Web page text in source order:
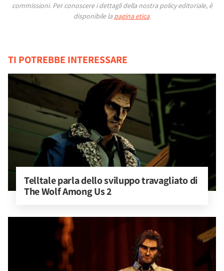
commissioni. Per conoscere i dettagli della nostra policy editoriale, è
disponibile la pagina etica.
TI POTREBBE INTERESSARE
Telltale parla dello sviluppo travagliato di
The Wolf Among Us 2